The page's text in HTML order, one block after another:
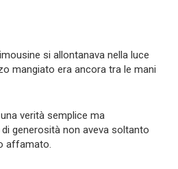
si allontanava nella luce
mangiato era ancora tra le mani
verità semplice ma
generosità non aveva soltanto
affamato.